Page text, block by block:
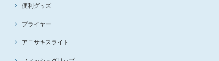
便利グッズ
プライヤー
アニサキスライト